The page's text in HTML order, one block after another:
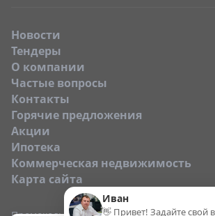
Новости
Тендеры
O компании
Частые вопросы
Контакты
Горячие предложения
Акции
Ипотека
Коммерческая недвижимость
Карта сайта
Иван
👋 Привет! Задайте свой